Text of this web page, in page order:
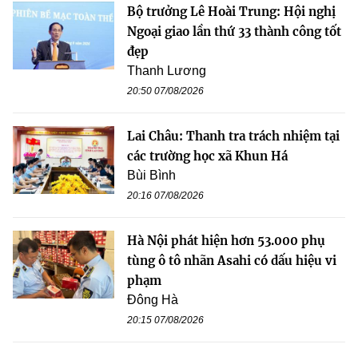
Bộ trưởng Lê Hoài Trung: Hội nghị
Ngoại giao lần thứ 33 thành công tốt
đẹp
Thanh Lương
20:50 07/08/2026
Lai Châu: Thanh tra trách nhiệm tại
các trường học xã Khun Há
Bùi Bình
20:16 07/08/2026
Hà Nội phát hiện hơn 53.000 phụ
tùng ô tô nhãn Asahi có dấu hiệu vi
phạm
Đông Hà
20:15 07/08/2026